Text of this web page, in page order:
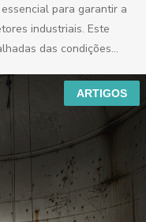
para garantir a
industriais. Este
das condições
ARTIGOS